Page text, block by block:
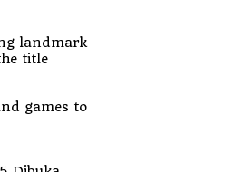
landmark
title
games to